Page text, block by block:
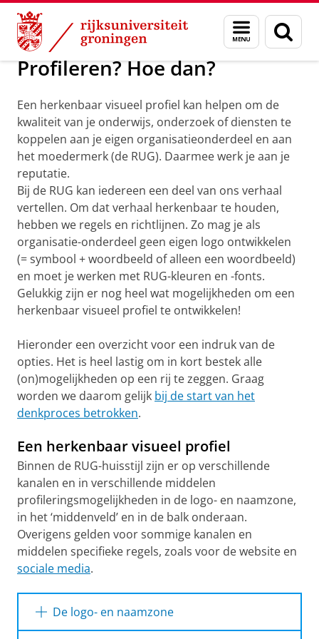
Skip
Content
Skip
Navigation
Menu
en
zoeken
Over ons RUG-profiel en huisstijl
Profileren? Hoe dan?
Een herkenbaar visueel profiel kan helpen om de
kwaliteit van je onderwijs, onderzoek of diensten te
koppelen aan je eigen organisatieonderdeel en aan
het moedermerk (de RUG). Daarmee werk je aan je
reputatie.
Bij de RUG kan iedereen een deel van ons verhaal
vertellen. Om dat verhaal herkenbaar te houden,
hebben we regels en richtlijnen. Zo mag je als
organisatie-onderdeel geen eigen logo ontwikkelen
(= symbool + woordbeeld of alleen een woordbeeld)
en moet je werken met RUG-kleuren en -fonts.
Gelukkig zijn er nog heel wat mogelijkheden om een
herkenbaar visueel profiel te ontwikkelen!
Hieronder een overzicht voor een indruk van de
opties. Het is heel lastig om in kort bestek alle
(on)mogelijkheden op een rij te zeggen. Graag
worden we daarom gelijk bij de start van het
denkproces betrokken.
Een herkenbaar visueel profiel
Binnen de RUG-huisstijl zijn er op verschillende
kanalen en in verschillende middelen
profileringsmogelijkheden in de logo- en naamzone,
in het ‘middenveld’ en in de balk onderaan.
Overigens gelden voor sommige kanalen en
middelen specifieke regels, zoals voor de website en
sociale media.
De logo- en naamzone